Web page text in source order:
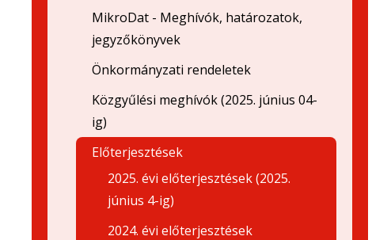
MikroDat - Meghívók, határozatok,
jegyzőkönyvek
Önkormányzati rendeletek
Közgyűlési meghívók (2025. június 04-
ig)
Előterjesztések
2025. évi előterjesztések (2025.
június 4-ig)
2024. évi előterjesztések